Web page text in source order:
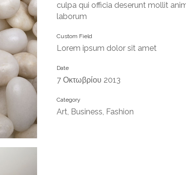
culpa qui officia deserunt mollit
laborum
Custom Field
Lorem ipsum dolor sit amet
Date
7 Οκτωβρίου 2013
Category
Art, Business, Fashion